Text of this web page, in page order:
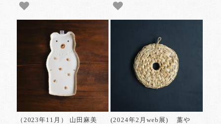
（2023年11月） 山田麻美
(2024年2月web展) 藁や